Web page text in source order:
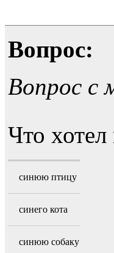
Вопрос:
Вопрос с
Что хотел
синюю птицу
синего кота
синюю собаку